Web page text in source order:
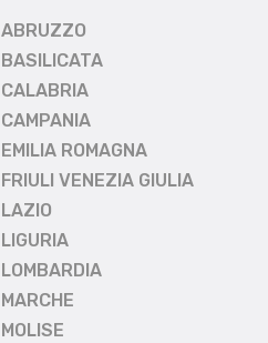
ABRUZZO
BASILICATA
CALABRIA
CAMPANIA
EMILIA ROMAGNA
FRIULI VENEZIA GIULIA
LAZIO
LIGURIA
LOMBARDIA
MARCHE
MOLISE